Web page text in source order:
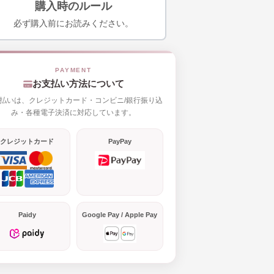
購入時のルール
必ず購入前にお読みください。
お支払い方法について
いは、クレジットカード・コンビニ/銀行振り込
み・各種電子決済に対応しています。
クレジットカード PayPay
Paidy Google Pay / Apple Pay